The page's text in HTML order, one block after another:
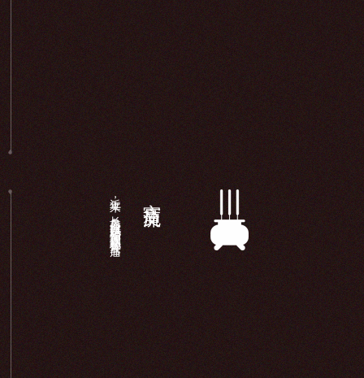
近年来，长岛显应宫以妈祖信仰为载体积极开展宫庙...